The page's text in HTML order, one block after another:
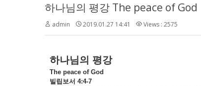
하나님의 평강 The peace of God
admin 2019.01.27 14:41 Views : 2575
하나님의 평강
The peace of God
빌립보서 4:4-7